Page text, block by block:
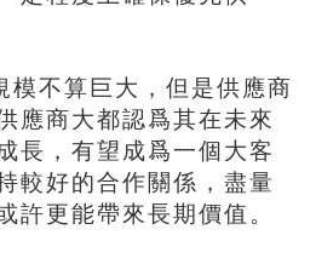
不算巨大，但是供應商
應商大都認爲其在未來
長，有望成爲一個大客
較好的合作關係，盡量
許更能帶來長期價值。